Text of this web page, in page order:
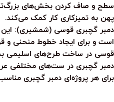
سطح و صاف کردن بخش‌های بزرگ‌تر
پهن به تمیزکاری کار کمک می‌کند.
دمبر گچبری قوسی (شمشیری): این
است و برای ایجاد خطوط منحنی و
قوسی در ساخت طرح‌های اسلیمی
دمبر گچبری در ست‌های مختلفی
برای هر پروژه‌ای دمبر گچبری مناسب